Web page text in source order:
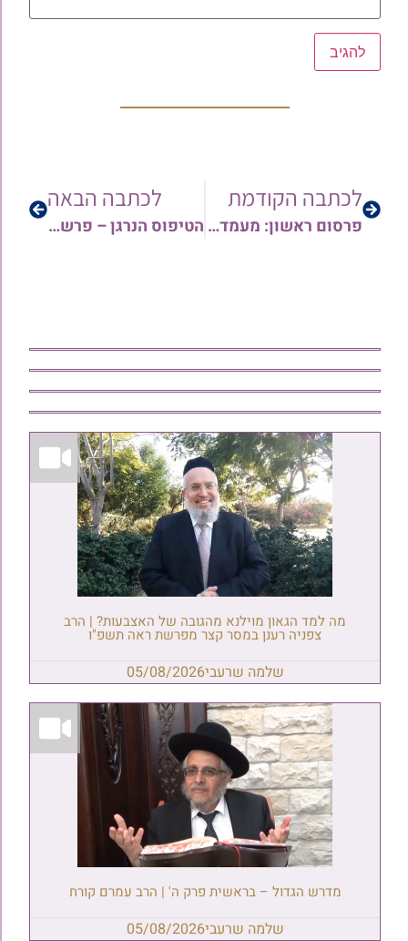
לכתבה הקודמת
פרסום ראשון: מעמד תפילת מרנן ורבנן שליט"א לישועת עם ישראל מנגיף הקורונה בעקבות התפרצות מחודשת של נגיף הקורונה – הגל השני
לכתבה הבאה
הטיפוס הנרגן – פרשת שלח עם הרב בועז שלום שליט"א • צפו
מה למד הגאון מוילנא מהגובה של האצבעות? | הרב
צפניה רענן במסר קצר מפרשת ראה תשפ"ו
שלמה שרעבי05/08/2026
מדרש הגדול – בראשית פרק ה' | הרב עמרם קורח
שלמה שרעבי05/08/2026